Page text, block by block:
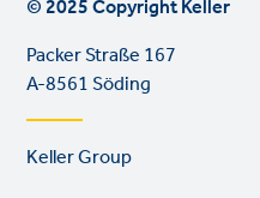
© 2025 Copyright Keller
Packer Straße 167
A-8561 Söding
Footer
Keller Group